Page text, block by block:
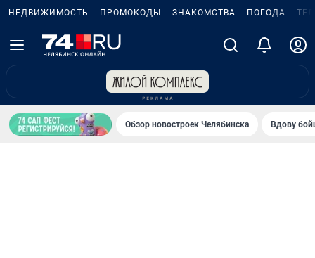
НЕДВИЖИМОСТЬ ПРОМОКОДЫ ЗНАКОМСТВА ПОГОДА
Обзор новостроек Челябинска Вдову